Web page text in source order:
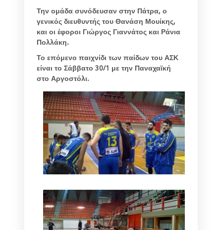
Την ομάδα συνόδευσαν στην Πάτρα, ο
γενικός διευθυντής του Θανάση Μουίκης,
και οι έφοροι Γιώργος Γιαννάτος και Ράνια
Πολλάκη.
Το επόμενο παιχνίδι των παίδων του ΑΣΚ
είναι το Σάββατο 30/1 με την Παναχαϊκή
στο Αργοστόλι.